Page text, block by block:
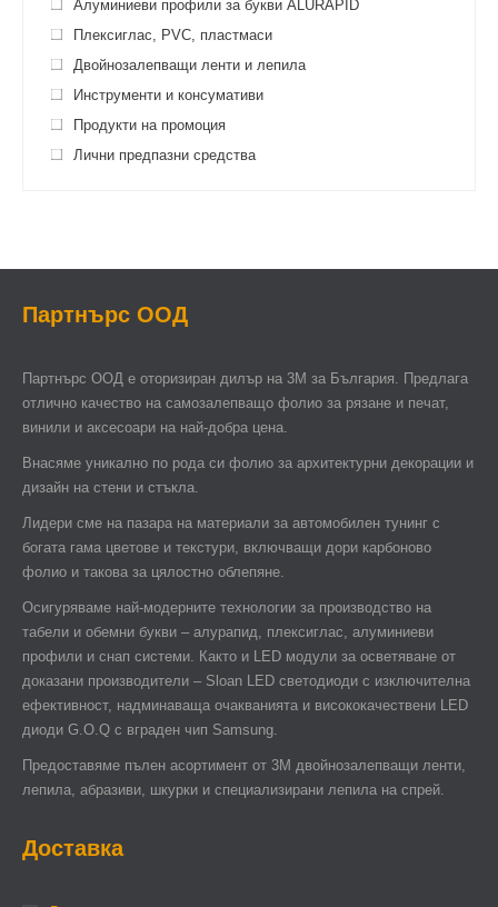
Алуминиеви профили за букви ALURAPID
Плексиглас, PVC, пластмаси
Двойнозалепващи ленти и лепила
Инструменти и консумативи
Продукти на промоция
Лични предпазни средства
Партнърс ООД
Партнърс ООД e оторизиран дилър на 3М за България. Предлага
отлично качество на самозалепващо фолио за рязане и печат,
винили и аксесоари на най-добра цена.
Внасяме уникално по рода си фолио за архитектурни декорации и
дизайн на стени и стъкла.
Лидери сме на пазара на материали за автомобилен тунинг с
богата гама цветове и текстури, включващи дори карбоново
фолио и такова за цялостно облепяне.
Осигуряваме най-модерните технологии за производство на
табели и обемни букви – алурапид, плексиглас, алуминиеви
профили и снап системи. Както и LED модули за осветяване от
доказани производители – Sloan LED светодиоди с изключителна
ефективност, надминаваща очакванията и висококачествени LED
диоди G.O.Q с вграден чип Samsung.
Предоставяме пълен асортимент от 3М двойнозалепващи ленти,
лепила, абразиви, шкурки и специализирани лепила на спрей.
Доставка